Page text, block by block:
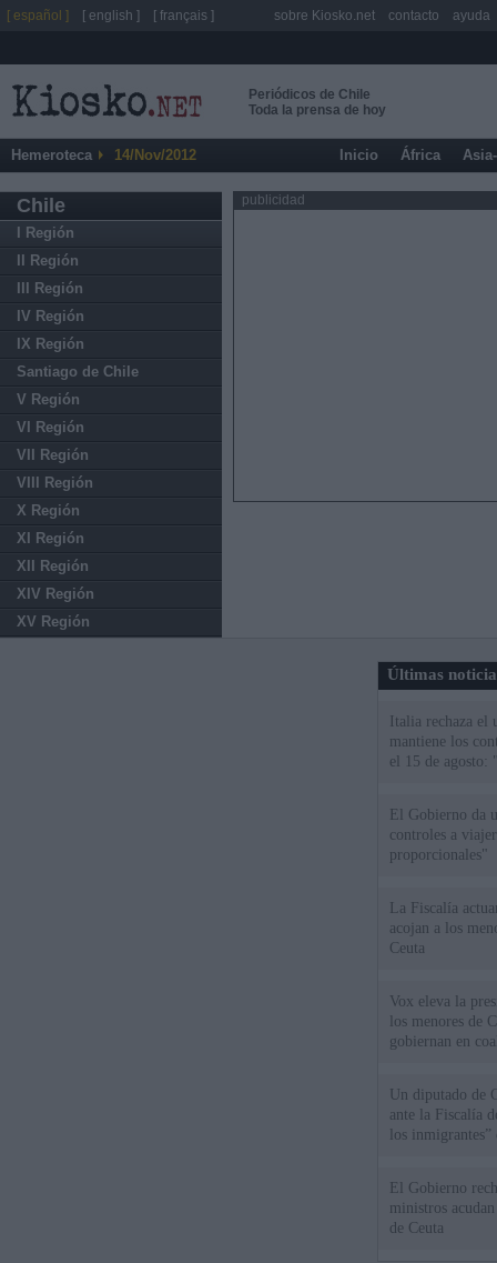
Periódicos de Chile
Toda la prensa de hoy
Hemeroteca 14/Nov/2012 Inicio África
Chile
I Región
II Región
III Región
IV Región
IX Región
Santiago de Chile
V Región
VI Región
VII Región
VIII Región
X Región
XI Región
XII Región
XIV Región
XV Región
publicidad
Últimas
Italia rechaza
mantiene los
el 15 de agosto:
El Gobierno da
controles a
proporcionales"
La Fiscalía
acojan a los
Ceuta
Vox eleva la
los menores de
gobiernan en
Un diputado de
ante la Fiscalía
los inmigrantes”
El Gobierno
ministros
de Ceuta
[ español ] [ english ] [ français ] sobre Kiosko.net contacto ayuda